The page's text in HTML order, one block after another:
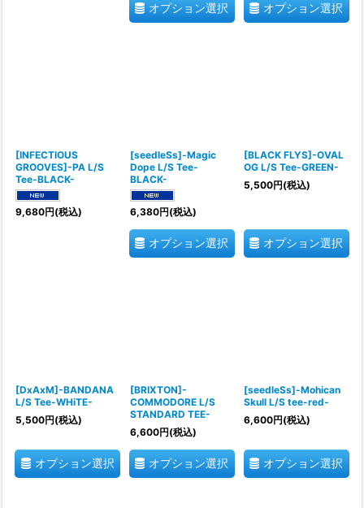
オプション選択 オプション選択
[INFECTIOUS
GROOVES]-PA L/S
Tee-BLACK-
9,680円(税込)
[seedleSs]-Magic
Dope L/S Tee-
BLACK-
6,380円(税込)
オプション選択
[BLACK FLYS]-OVAL
OG L/S Tee-GREEN-
5,500円(税込)
オプション選択
[DxAxM]-BANDANA
L/S Tee-WHiTE-
5,500円(税込)
オプション選択
[BRIXTON]-
COMMODORE L/S
STANDARD TEE-
6,600円(税込)
オプション選択
[seedleSs]-Mohican
Skull L/S tee-red-
6,600円(税込)
オプション選択